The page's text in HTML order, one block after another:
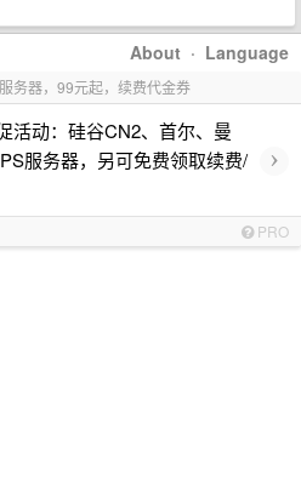
About · Language
务器，99元起，续费代金券
活动：硅谷CN2、首尔、曼
服务器，另可免费领取续费/
›
PRO